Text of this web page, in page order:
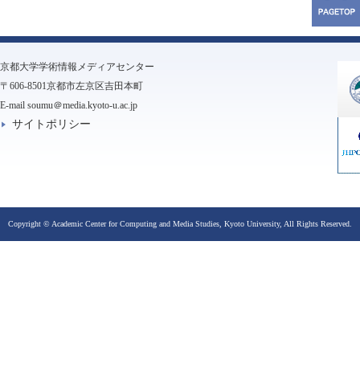
京都大学学術情報メディアセンター
〒606-8501京都市左京区吉田本町
E-mail soumu＠media.kyoto-u.ac.jp
サイトポリシー
Copyright © Academic Center for Computing and Media Studies, Kyoto University, All Rights Reserved.